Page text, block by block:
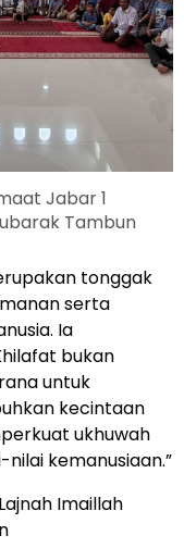
Jabar 1
Tambun
tonggak
serta
Ia
bukan
untuk
kecintaan
ukhuwah
kemanusiaan.”
Imaillah